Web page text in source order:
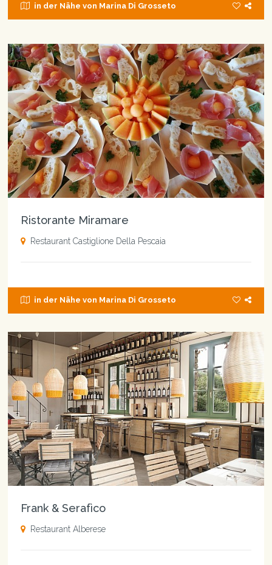
in der Nähe von Marina Di Grosseto
Ristorante Miramare
Restaurant Castiglione Della Pescaia
in der Nähe von Marina Di Grosseto
Frank & Serafìco
Restaurant Alberese